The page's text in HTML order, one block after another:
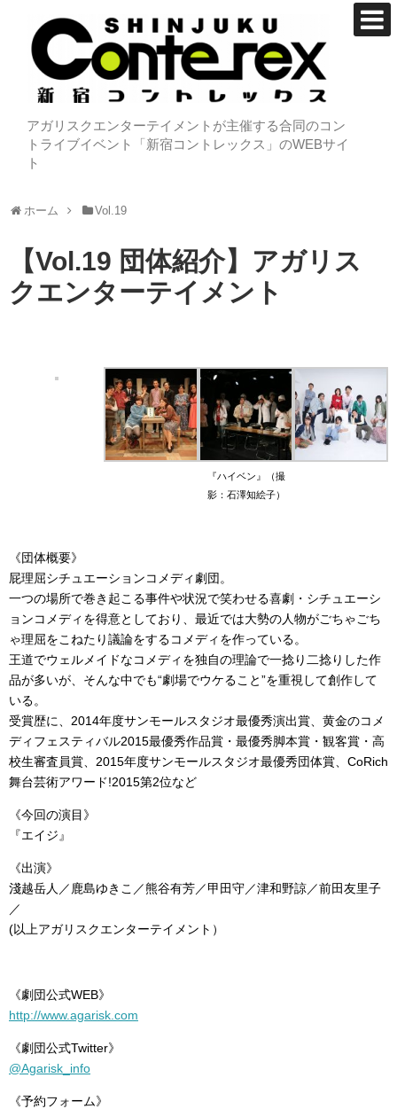
アガリスクエンターテイメントが主催する合同のコン
トライブイベント「新宿コントレックス」のWEBサイ
ト
ホーム Vol.19
【Vol.19 団体紹介】アガリス
クエンターテイメント
『ハイベン』（撮
影：石澤知絵子）
《団体概要》
屁理屈シチュエーションコメディ劇団。
一つの場所で巻き起こる事件や状況で笑わせる喜劇・シチュエーシ
ョンコメディを得意としており、最近では大勢の人物がごちゃごち
ゃ理屈をこねたり議論をするコメディを作っている。
王道でウェルメイドなコメディを独自の理論で一捻り二捻りした作
品が多いが、そんな中でも“劇場でウケること”を重視して創作して
いる。
受賞歴に、2014年度サンモールスタジオ最優秀演出賞、黄金のコメ
ディフェスティバル2015最優秀作品賞・最優秀脚本賞・観客賞・高
校生審査員賞、2015年度サンモールスタジオ最優秀団体賞、CoRich
舞台芸術アワード!2015第2位など
《今回の演目》
『エイジ』
《出演》
淺越岳人／鹿島ゆきこ／熊谷有芳／甲田守／津和野諒／前田友里子
／
(以上アガリスクエンターテイメント）
《劇団公式WEB》
http://www.agarisk.com
《劇団公式Twitter》
@Agarisk_info
《予約フォーム》